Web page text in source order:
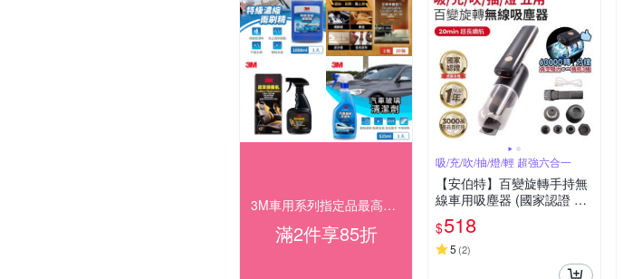
3M車用系列指定品最高享85折 快速到貨！
滿2件享85折
吸/充/吹/抽/燈/輕 超強六合一
【安伯特】百變旋轉手持無
線車用吸塵器 (國家認證 一
年保固) 汽車吸塵器 無線吸
塵器 車載吸塵器 車家兩用-
快
$518
5 (2)